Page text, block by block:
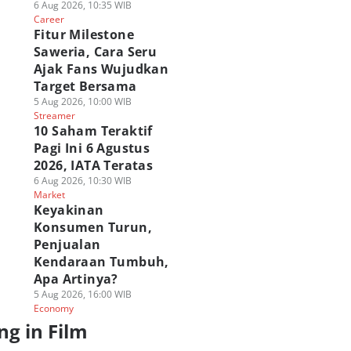
6 Aug 2026, 10:35 WIB
Career
Fitur Milestone
Saweria, Cara Seru
Ajak Fans Wujudkan
Target Bersama
5 Aug 2026, 10:00 WIB
Streamer
10 Saham Teraktif
Pagi Ini 6 Agustus
2026, IATA Teratas
6 Aug 2026, 10:30 WIB
Market
Keyakinan
Konsumen Turun,
Penjualan
Kendaraan Tumbuh,
Apa Artinya?
5 Aug 2026, 16:00 WIB
Economy
in Film